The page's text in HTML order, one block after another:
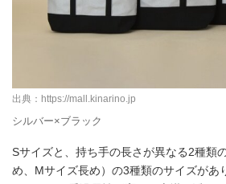
出典： https://mall.kinarino.jp
シルバー×ブラック
Sサイズと、持ち手の長さが異なる2種類
め、Mサイズ長め）の3種類のサイズがあ